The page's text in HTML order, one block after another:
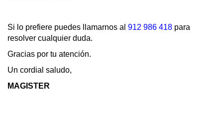
Si lo prefiere puedes llamarnos al 912 986 418 para
resolver cualquier duda.
Gracias por tu atención.
Un cordial saludo,
MAGISTER